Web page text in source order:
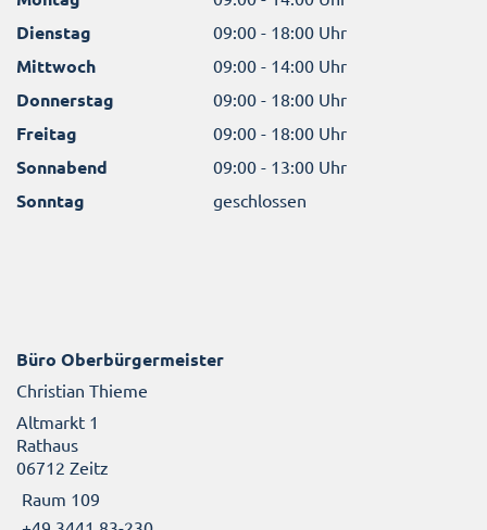
Dienstag 09:00 - 18:00 Uhr
Mittwoch 09:00 - 14:00 Uhr
Donnerstag 09:00 - 18:00 Uhr
Freitag 09:00 - 18:00 Uhr
Sonnabend 09:00 - 13:00 Uhr
Sonntag geschlossen
Büro Oberbürgermeister
Christian Thieme
Altmarkt 1
Rathaus
06712 Zeitz
Raum 109